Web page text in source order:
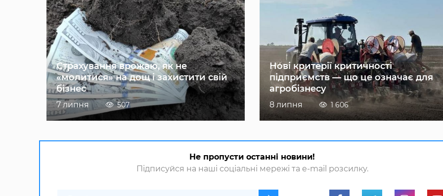
Страхування врожаю, як не
«молитися» на дощ і захистити свій
бізнес
7 липня 507
Нові критерії критичності
підприємств — що це означає для
агробізнесу
8 липня 1 606
Не пропусти останні новини!
Підписуйся на наші соціальні мережі та e-mail розсилку.